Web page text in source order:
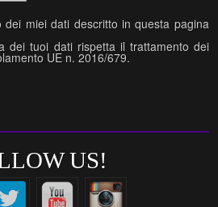
dei miei dati descritto in questa pagina
dei tuoi dati rispetta il trattamento dei
UE n. 2016/679.
US!